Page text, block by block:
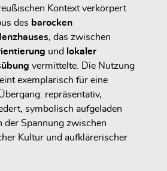
Kontext verkörpert
des barocken
, das zwischen
und lokaler
vermittelte. Die Nutzung
exemplarisch für eine
repräsentativ,
symbolisch aufgeladen
der Spannung zwischen
Kultur und aufklärerischer